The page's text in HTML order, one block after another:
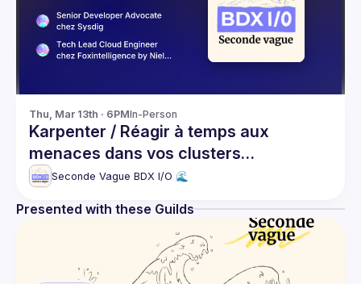
Thu, Mar 13th · 6PMIn-Person
Karpenter / Réagir à temps aux
menaces dans vos clusters
Kubernetes avec Falco et son
Seconde Vague BDX I/O 🌊
Presented with these Guilds